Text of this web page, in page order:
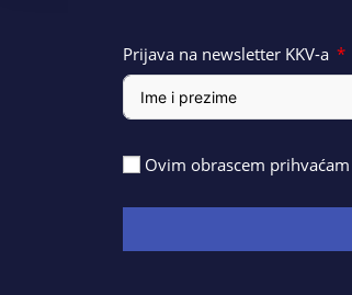
Prijava na newsletter KKV-a
Ovim obrascem